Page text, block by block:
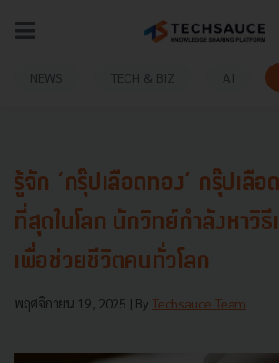
NEWS TECH & BIZ AI
รู้จัก ‘กรุ๊ปเลือดทอง’ กรุ๊ปเลือ
ที่สุดในโลก นักวิทย์กำลังหาวิธี
เพื่อช่วยชีวิตคนทั่วโลก
พฤศจิกายน 19, 2025 | By Techsauce Team